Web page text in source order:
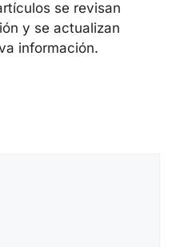
de malware,
AI security,
publicaciones